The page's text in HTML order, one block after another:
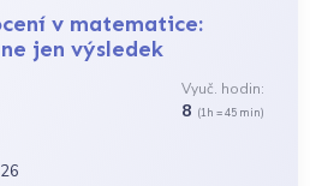
v matematice:
jen výsledek
Vyuč. hodin:
8 (1h = 45 min)